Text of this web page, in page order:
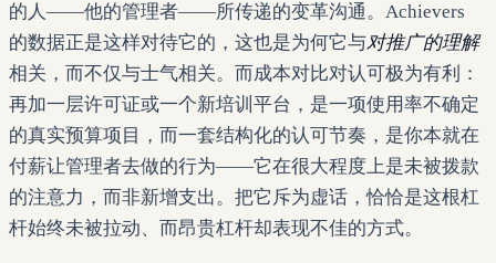
的人——他的管理者——所传递的变革沟通。Achievers
的数据正是这样对待它的，这也是为何它与对推广的理解
相关，而不仅与士气相关。而成本对比对认可极为有利：
再加一层许可证或一个新培训平台，是一项使用率不确定
的真实预算项目，而一套结构化的认可节奏，是你本就在
付薪让管理者去做的行为——它在很大程度上是未被拨款
的注意力，而非新增支出。把它斥为虚话，恰恰是这根杠
杆始终未被拉动、而昂贵杠杆却表现不佳的方式。